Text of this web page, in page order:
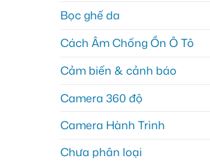
Bọc ghế da
Cách Âm Chống Ồn Ô Tô
Cảm biến & cảnh báo
Camera 360 độ
Camera Hành Trình
Chưa phân loại